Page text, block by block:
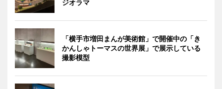
ジオラマ
「横手市増田まんが美術館」で開催中の「き
かんしゃトーマスの世界展」で展示している
撮影模型